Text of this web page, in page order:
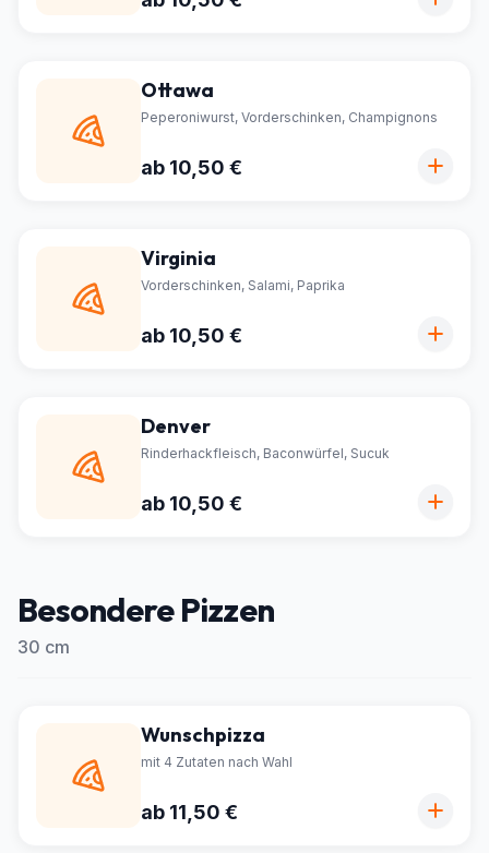
Ottawa
Peperoniwurst, Vorderschinken, Champignons
ab 10,50 €
Virginia
Vorderschinken, Salami, Paprika
ab 10,50 €
Denver
Rinderhackfleisch, Baconwürfel, Sucuk
ab 10,50 €
Besondere Pizzen
30 cm
Wunschpizza
mit 4 Zutaten nach Wahl
ab 11,50 €